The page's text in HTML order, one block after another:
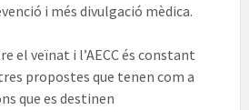
i més divulgació mèdica.
el veïnat i l’AECC és constant
propostes que tenen com a
que es destinen